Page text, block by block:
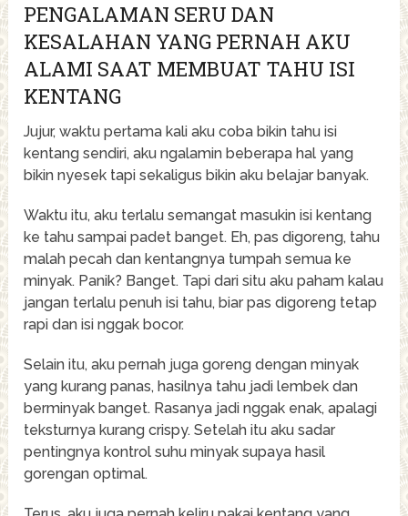
PENGALAMAN SERU DAN
KESALAHAN YANG PERNAH AKU
ALAMI SAAT MEMBUAT TAHU ISI
KENTANG
Jujur, waktu pertama kali aku coba bikin tahu isi
kentang sendiri, aku ngalamin beberapa hal yang
bikin nyesek tapi sekaligus bikin aku belajar banyak.
Waktu itu, aku terlalu semangat masukin isi kentang
ke tahu sampai padet banget. Eh, pas digoreng, tahu
malah pecah dan kentangnya tumpah semua ke
minyak. Panik? Banget. Tapi dari situ aku paham kalau
jangan terlalu penuh isi tahu, biar pas digoreng tetap
rapi dan isi nggak bocor.
Selain itu, aku pernah juga goreng dengan minyak
yang kurang panas, hasilnya tahu jadi lembek dan
berminyak banget. Rasanya jadi nggak enak, apalagi
teksturnya kurang crispy. Setelah itu aku sadar
pentingnya kontrol suhu minyak supaya hasil
gorengan optimal.